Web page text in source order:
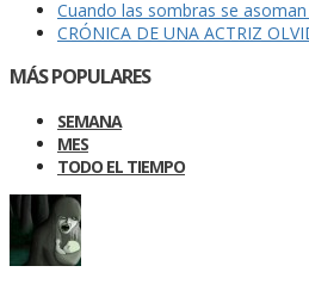
Cuando las sombras se
CRÓNICA DE UNA ACTRIZ
MÁS POPULARES
SEMANA
MES
TODO EL TIEMPO